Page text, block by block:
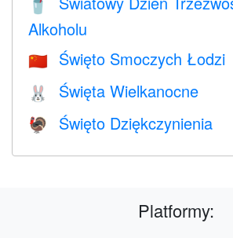
🥤
Alkoholu
🇨🇳 Święto Smoczych Łodzi
🐰 Święta Wielkanocne
🦃 Święto Dziękczynienia
Platformy: